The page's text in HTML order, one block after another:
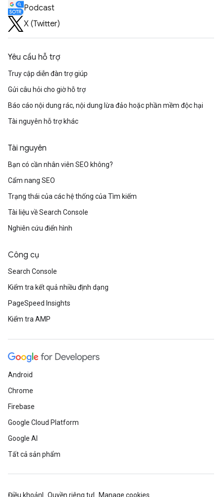
Podcast
X (Twitter)
Yêu cầu hỗ trợ
Truy cập diễn đàn trợ giúp
Gửi câu hỏi cho giờ hỗ trợ
Báo cáo nội dung rác, nội dung lừa đảo hoặc phần mềm độc hại
Tài nguyên hỗ trợ khác
Tài nguyên
Bạn có cần nhân viên SEO không?
Cẩm nang SEO
Trạng thái của các hệ thống của Tìm kiếm
Tài liệu về Search Console
Nghiên cứu điển hình
Công cụ
Search Console
Kiểm tra kết quả nhiều định dạng
PageSpeed Insights
Kiểm tra AMP
Android
Chrome
Firebase
Google Cloud Platform
Google AI
Tất cả sản phẩm
Điều khoản Quyền riêng tư Manage cookies